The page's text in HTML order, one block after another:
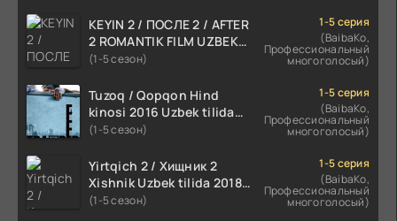
KEYIN 2 / ПОСЛЕ 2 / AFTER
2 ROMANTIK FILM UZBEK
TILIDA 2020 TARJIMA FILM
(1-5 сезон)
1-5 серия
(BaibaKo,
Профессиональный
многоголосый)
Tuzoq / Qopqon Hind
kinosi 2016 Uzbek tilida
tarjima film HD
(1-5 сезон)
1-5 серия
(BaibaKo,
Профессиональный
многоголосый)
Yirtqich 2 / Хищник 2
Xishnik Uzbek tilida 2018-
2024 O'zbekcha tarjima
(1-5 сезон)
1-5 серия
(BaibaKo,
Профессиональный
многоголосый)